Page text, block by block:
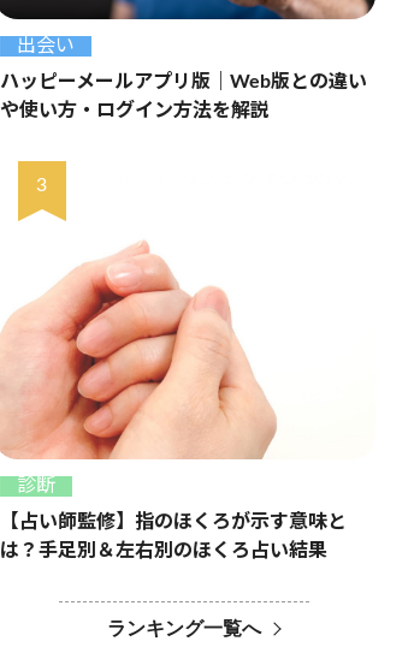
出会い
ハッピーメールアプリ版｜Web版との違い
や使い方・ログイン方法を解説
診断
【占い師監修】指のほくろが示す意味と
は？手足別＆左右別のほくろ占い結果
ランキング一覧へ